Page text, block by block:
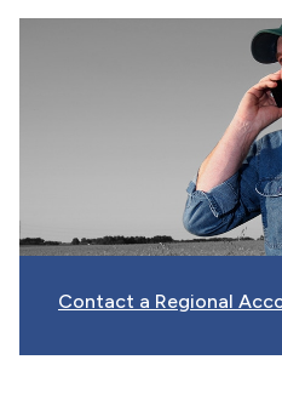
Contact a Regional